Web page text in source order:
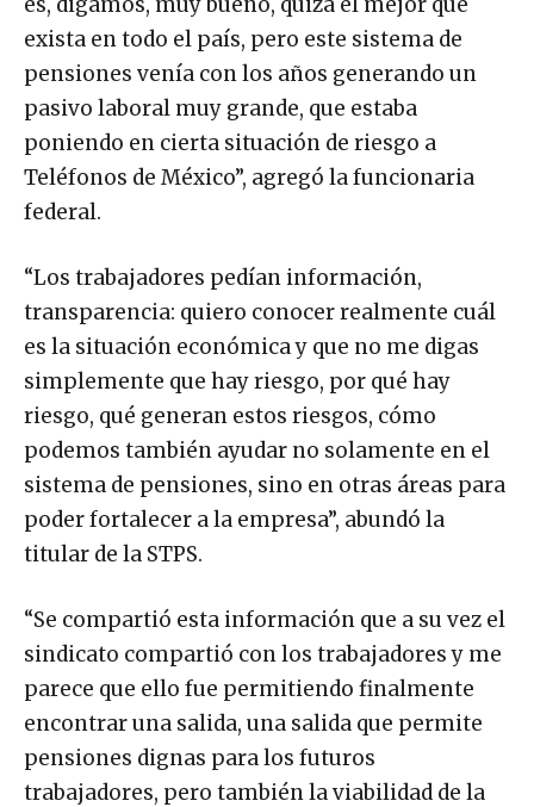
exista en todo el país, pero este sistema de
pensiones venía con los años generando un
pasivo laboral muy grande, que estaba
poniendo en cierta situación de riesgo a
Teléfonos de México”, agregó la funcionaria
federal.
“Los trabajadores pedían información,
transparencia: quiero conocer realmente cuál
es la situación económica y que no me digas
simplemente que hay riesgo, por qué hay
riesgo, qué generan estos riesgos, cómo
podemos también ayudar no solamente en el
sistema de pensiones, sino en otras áreas para
poder fortalecer a la empresa”, abundó la
titular de la STPS.
“Se compartió esta información que a su vez el
sindicato compartió con los trabajadores y me
parece que ello fue permitiendo finalmente
encontrar una salida, una salida que permite
pensiones dignas para los futuros
trabajadores, pero también la viabilidad de la